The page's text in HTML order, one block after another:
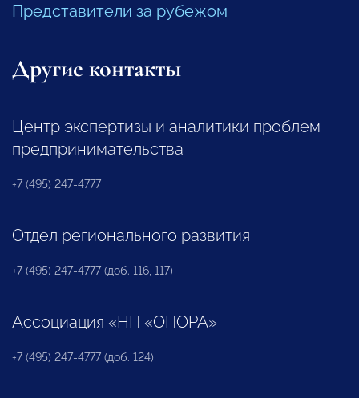
Представители за рубежом
Другие контакты
Центр экспертизы и аналитики проблем
предпринимательства
+7 (495) 247-4777
Отдел регионального развития
+7 (495) 247-4777 (доб. 116, 117)
Ассоциация «НП «ОПОРА»
+7 (495) 247-4777 (доб. 124)